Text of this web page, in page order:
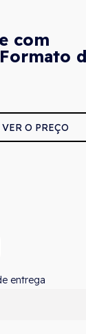
com
O PREÇO
entrega